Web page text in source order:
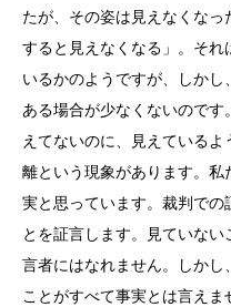
たが、その姿は見えなくなっ
すると見えなくなる」。そ
いるかのようですが、しか
ある場合が少なくないので
えてないのに、見えている
離という現象があります。
実と思っています。裁判での
とを証言します。見ていな
言者にはなれません。しか
ことがすべて事実とは言え